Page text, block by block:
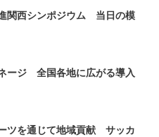
関西シンポジウム 当日の模
ージ 全国各地に広がる導入
ツを通じて地域貢献 サッカ